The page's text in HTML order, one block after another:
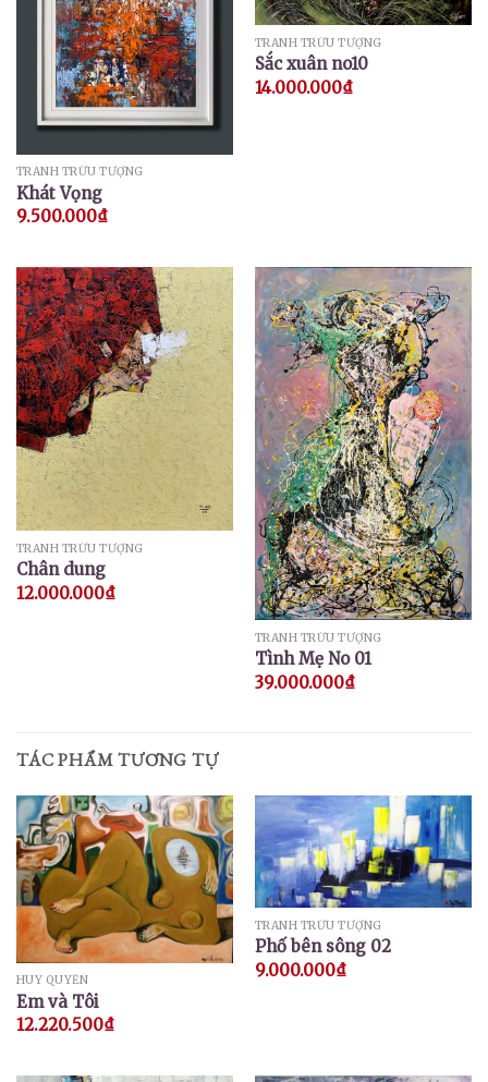
TRANH TRỪU TƯỢNG
Khát Vọng
9.500.000₫
TRANH TRỪU TƯỢNG
Sắc xuân no10
14.000.000₫
TRANH TRỪU TƯỢNG
Chân dung
12.000.000₫
TRANH TRỪU TƯỢNG
Tình Mẹ No 01
39.000.000₫
TÁC PHẨM TƯƠNG TỰ
HUY QUYỂN
Em và Tôi
12.220.500₫
TRANH TRỪU TƯỢNG
Phố bên sông 02
9.000.000₫